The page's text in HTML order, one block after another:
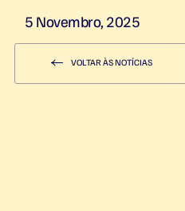
5 Novembro, 2025
VOLTAR ÀS NOTÍCIAS